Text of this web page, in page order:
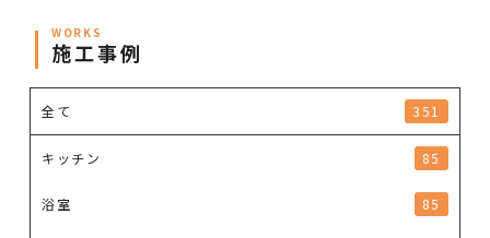
WORKS
施工事例
全て 351
キッチン 85
浴室 85